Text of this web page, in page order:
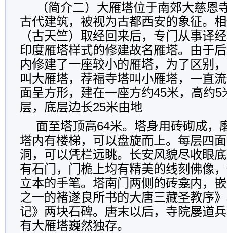
（简介二）大雁塔位于南郊大慈恩
古代建筑，被视为古都西安的象征。
（古天竺）取经回来后，专门从事译
印度雁塔样式的修建故名雁塔。由于
内修建了一座较小的雁塔，为了区别
叫大雁塔，荐福寺塔叫小雁塔，一直
面呈方形，建在一座方约45米，高约5
层，底层边长25米由地
面至塔顶高64米。塔身用砖砌成，
塔内有楼梯，可以盘旋而上。每层四
洞，可以凭栏远眺。长安风貌尽收眼
有石门，门桅上均有精美的线刻佛像
立本的手笔。塔南门两侧的砖龛内，
之一的褚遂良所书的大唐三藏圣教序
记》两块石碑。唐末以后，寺院屡道
有大雁塔巍然独存。